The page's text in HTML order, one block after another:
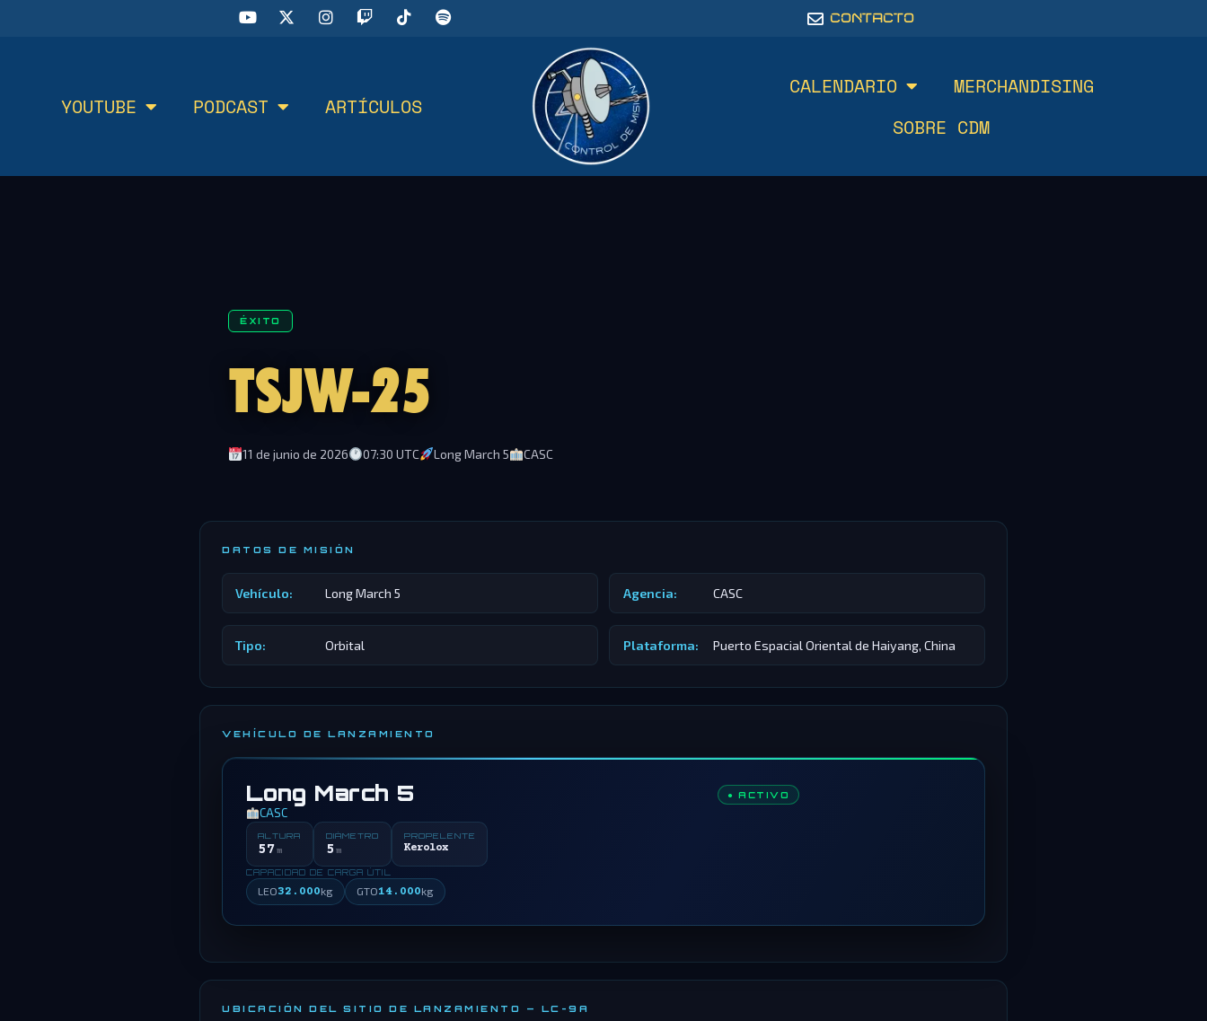
CONTACTO
YOUTUBE PODCAST ARTÍCULOS
CALENDARIO
MERCHANDISING
SOBRE CDM
ÉXITO
TSJW-25
11 de junio de 2026 07:30 UTC Long March 5 CASC
DATOS DE MISIÓN
Vehículo: Long March 5 Agencia: CASC
Tipo: Orbital Plataforma: Puerto Espacial Oriental de Haiyang, China
VEHÍCULO DE LANZAMIENTO
Long March 5 ● ACTIVO
CASC
ALTURA
57 m
DIÁMETRO
5 m
PROPELENTE
Kerolox
CAPACIDAD DE CARGA ÚTIL
LEO32.000kg GTO14.000kg
UBICACIÓN DEL SITIO DE LANZAMIENTO — LC-9A